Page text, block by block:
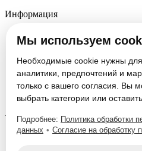
Информация
Партнеры
Новости
Блог
Вакансии
Контакты
Настроить cookie
Услуги
Мы используем
Необходимые cookie нужны
аналитики, предпочтений и
только с вашего согласия. Вы
выбрать категории или
Подробнее: Политика обработки
данных • Согласие на обработку